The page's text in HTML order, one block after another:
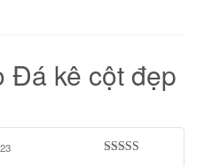
Đá kê cột đẹp